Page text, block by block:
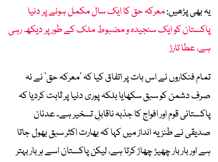
یہ بھی پڑھیں:معرکہ حق کا ایک سال مکمل ہونے پر دنیا
پاکستان کو ایک سنجیدہ و مضبوط ملک کے طور پر دیکھ رہی
ہے، عطا تارڑ
تمام فنکاروں نے اس بات پر اتفاق کیا کہ ’معرکہ حق‘ نے نہ
صرف دشمن کو سبق سکھایا بلکہ پوری دنیا پر ثابت کردیا کہ
پاکستانی قوم اور افواج کا جذبہ ناقابلِ تسخیر ہے۔ عدنان
صدیقی نے طنزیہ انداز میں کہا کہ بھارت اکثر سبق بھول جاتا
ہے اور بار بار چھیڑ چھاڑ کرتا ہے، لیکن پاکستان اسے ہر بار بہتر